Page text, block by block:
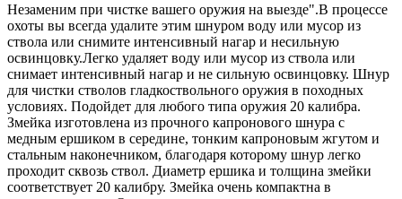
Незаменим при чистке вашего оружия на выезде".В процессе
охоты вы всегда удалите этим шнуром воду или мусор из
ствола или снимите интенсивный нагар и несильную
освинцовку.Легко удаляет воду или мусор из ствола или
снимает интенсивный нагар и не сильную освинцовку. Шнур
для чистки стволов гладкоствольного оружия в походных
условиях. Подойдет для любого типа оружия 20 калибра.
Змейка изготовлена из прочного капронового шнура с
медным ершиком в середине, тонким капроновым жгутом и
стальным наконечником, благодаря которому шнур легко
проходит сквозь ствол. Диаметр ершика и толщина змейки
соответствует 20 калибру. Змейка очень компактна в